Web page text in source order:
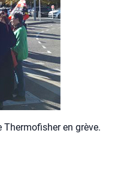
Ther­mo­fi­sher en grève.